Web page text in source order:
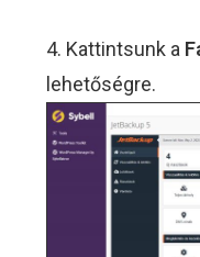
4. Kattintsunk a
lehetőségre.